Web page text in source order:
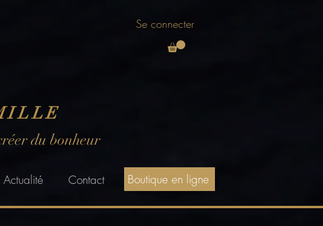
Se connecter
du bonheur
Actualité Contact Boutique en ligne